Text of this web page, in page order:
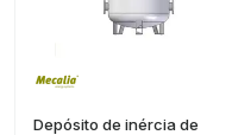
Depósito de inércia de